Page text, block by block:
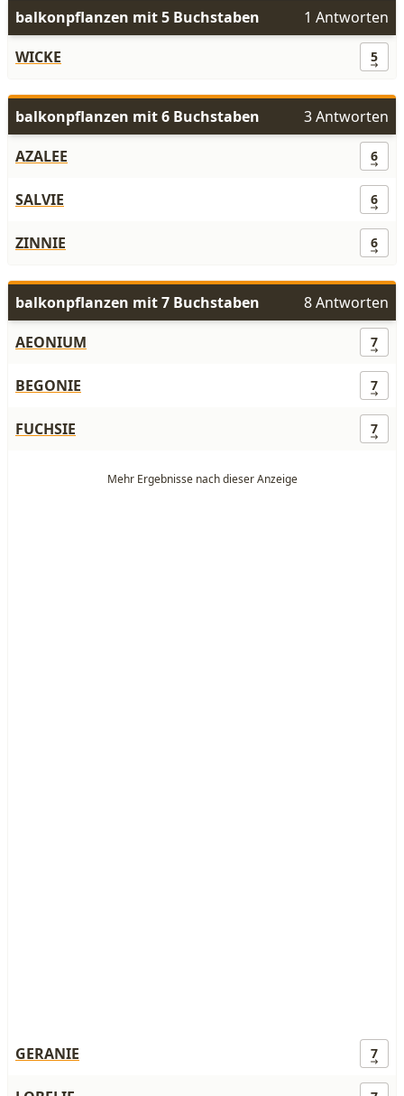
balkonpflanzen mit 5 Buchstaben
1 Antworten
WICKE
5
balkonpflanzen mit 6 Buchstaben
3 Antworten
AZALEE
6
SALVIE 6
ZINNIE 6
balkonpflanzen mit 7 Buchstaben
8 Antworten
AEONIUM
7
BEGONIE 7
FUCHSIE 7
GERANIE 7